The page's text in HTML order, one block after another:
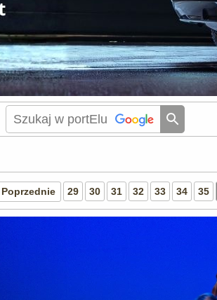
Poprzednie 29 30 31 32 33 34 35